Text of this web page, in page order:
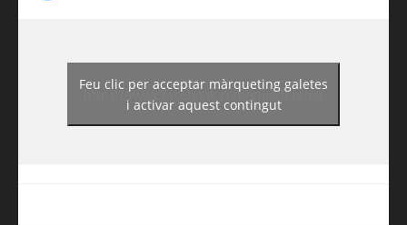
https://www.facebook.com/guiadereus/
Feu clic per acceptar màrqueting galetes
i activar aquest contingut